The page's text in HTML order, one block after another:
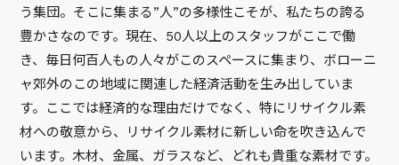
う集団。そこに集まる”人”の多様性こそが、私たちの誇る
豊かさなのです。現在、50人以上のスタッフがここで働
き、毎日何百人もの人々がこのスペースに集まり、ボローニ
ャ郊外のこの地域に関連した経済活動を生み出していま
す。ここでは経済的な理由だけでなく、特にリサイクル素
材への敬意から、リサイクル素材に新しい命を吹き込んで
います。木材、金属、ガラスなど、どれも貴重な素材です。